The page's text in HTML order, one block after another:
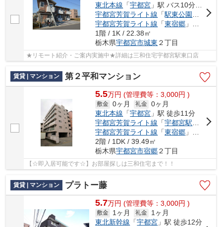
東北本線 「宇都宮 」駅 バス10分 「宿郷東」 停歩3分
宇都宮芳賀ライト線 「駅東公園前
」駅
宇都宮芳賀ライト線 「東宿郷 」駅 徒歩13分
1階 / 1K / 22.38㎡
栃木県宇都宮市城東 ２丁目
★リモート紹介・ご案内実施中★詳細は三和住宅宇都宮駅東口店
賃貸 | マンション 第２平和マンション
5.5万円 (管理費等：3,000円 )
敷金 0ヶ月 礼金 0ヶ月
東北本線 「宇都宮 」駅 徒歩11分
宇都宮芳賀ライト線 「宇都宮駅東口
」駅
宇都宮芳賀ライト線 「東宿郷 」駅 徒歩11分
2階 / 1DK / 39.49㎡
栃木県宇都宮市宿郷２丁目
【☆即入居可能です☆】お部屋探しは三和住宅まで！！
賃貸 | マンション プラトー藤
5.7万円 (管理費等：3,000円 )
敷金 1ヶ月 礼金
1ヶ月
東北新幹線 「宇都宮 」駅 徒歩12分